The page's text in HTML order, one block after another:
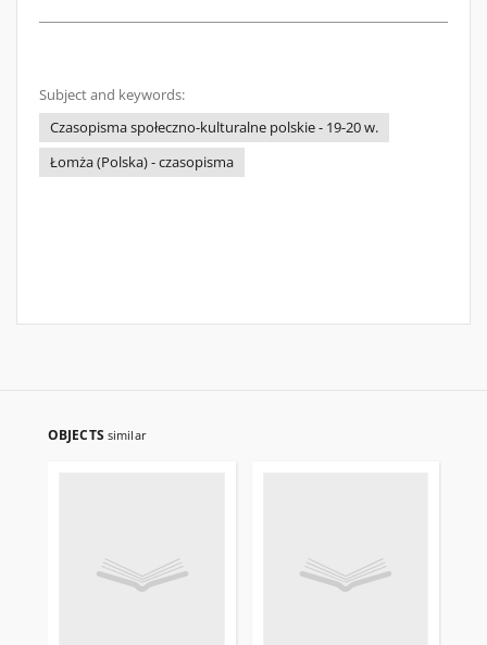
Subject and keywords:
Czasopisma społeczno-kulturalne polskie - 19-20 w.
Łomża (Polska) - czasopisma
OBJECTS similar